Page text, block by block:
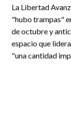
La Libertad
"hubo trampas"
de octubre y
espacio que
"una cantidad